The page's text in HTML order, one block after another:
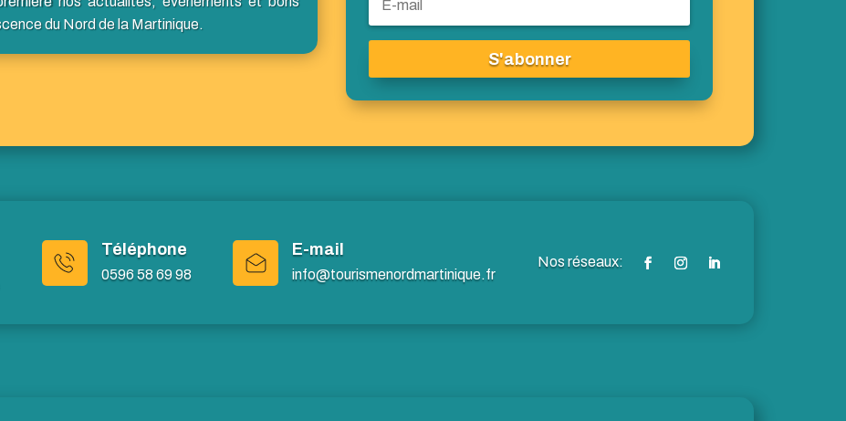
du Nord de la Martinique.
S'abonner
Téléphone
0596 58 69 98
E-mail
info@tourismenordmartinique.fr